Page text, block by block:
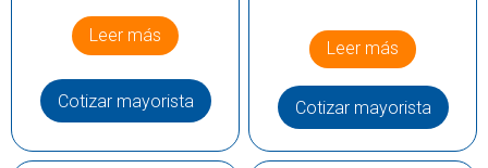
Leer más
Cotizar mayorista
Leer más
Cotizar mayorista